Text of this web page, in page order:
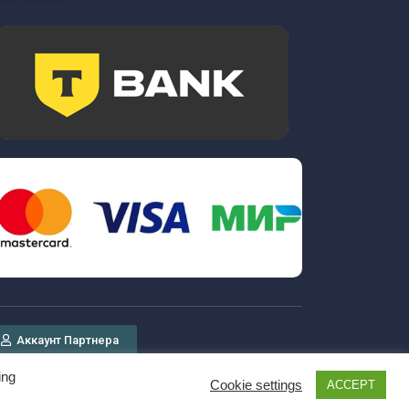
Аккаунт Партнера
Cookie settings ACCEPT